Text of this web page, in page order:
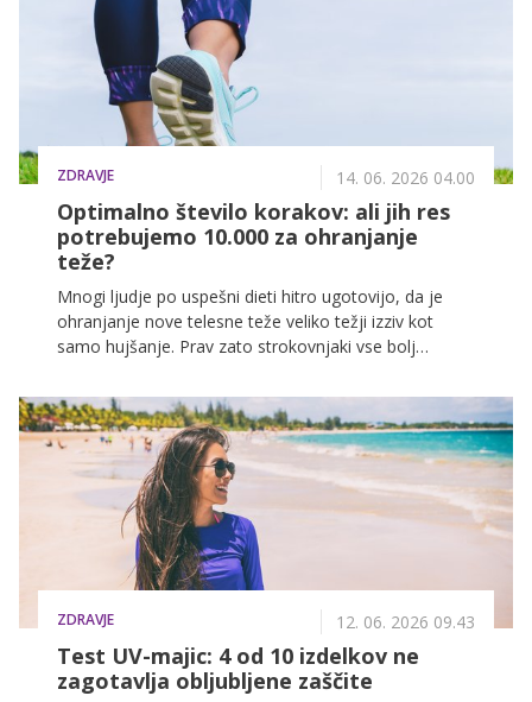
ZDRAVJE 14. 06. 2026 04.00
Optimalno število korakov: ali jih res
potrebujemo 10.000 za ohranjanje
teže?
Mnogi ljudje po uspešni dieti hitro ugotovijo, da je
ohranjanje nove telesne teže veliko težji izziv kot
samo hujšanje. Prav zato strokovnjaki vse bolj
dolgoročno prepreči vračanje kilogramov.
ZDRAVJE 12. 06. 2026 09.43
Test UV-majic: 4 od 10 izdelkov ne
zagotavlja obljubljene zaščite